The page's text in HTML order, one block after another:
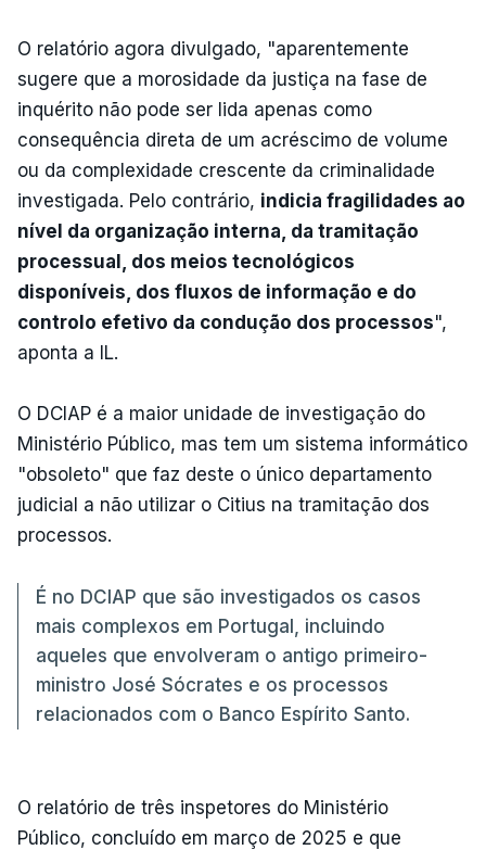
O relatório agora divulgado, "aparentemente
sugere que a morosidade da justiça na fase de
inquérito não pode ser lida apenas como
consequência direta de um acréscimo de volume
ou da complexidade crescente da criminalidade
investigada. Pelo contrário, indicia fragilidades ao
nível da organização interna, da tramitação
processual, dos meios tecnológicos
disponíveis, dos fluxos de informação e do
controlo efetivo da condução dos processos",
aponta a IL.
O DCIAP é a maior unidade de investigação do
Ministério Público, mas tem um sistema informático
"obsoleto" que faz deste o único departamento
judicial a não utilizar o Citius na tramitação dos
processos.
É no DCIAP que são investigados os casos
mais complexos em Portugal, incluindo
aqueles que envolveram o antigo primeiro-
ministro José Sócrates e os processos
relacionados com o Banco Espírito Santo.
O relatório de três inspetores do Ministério
Público, concluído em março de 2025 e que